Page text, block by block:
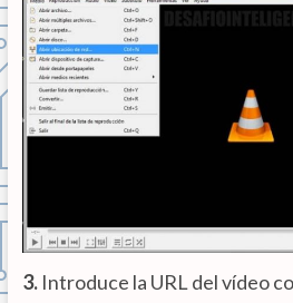
3.Introduce la URL del vídeo